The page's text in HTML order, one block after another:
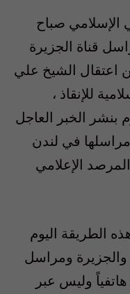
الإسلامي صباح
قناة الجزيرة
اعتقال الشيخ علي
للإنقاذ ،
بنشر الخبر العاجل
في لندن
الإعلامي
الطريقة اليوم
والجزيرة ومراسل
وليس عبر